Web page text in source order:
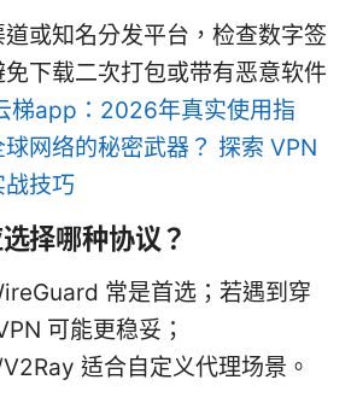
或知名分发平台，检查数字签
下载二次打包或带有恶意软件
梯app：2026年真实使用指
网络的秘密武器？ 探索 VPN
战技巧
择哪种协议？
常是首选；若遇到穿
可能更稳妥；
适合自定义代理场景。